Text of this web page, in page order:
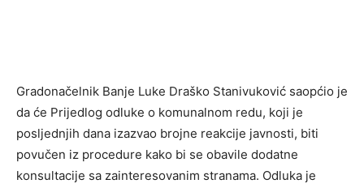
Gradonačelnik Banje Luke Draško Stanivuković saopćio je
da će Prijedlog odluke o komunalnom redu, koji je
posljednjih dana izazvao brojne reakcije javnosti, biti
povučen iz procedure kako bi se obavile dodatne
konsultacije sa zainteresovanim stranama. Odluka je